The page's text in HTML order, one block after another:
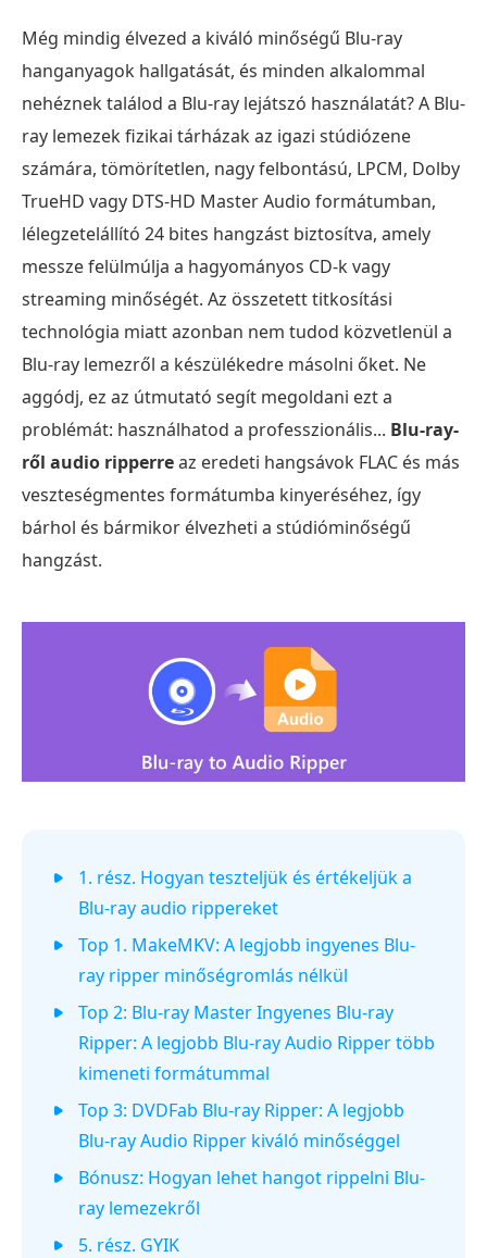
Még mindig élvezed a kiváló minőségű Blu-ray
hanganyagok hallgatását, és minden alkalommal
nehéznek találod a Blu-ray lejátszó használatát? A Blu-
ray lemezek fizikai tárházak az igazi stúdiózene
számára, tömörítetlen, nagy felbontású, LPCM, Dolby
TrueHD vagy DTS-HD Master Audio formátumban,
lélegzetelállító 24 bites hangzást biztosítva, amely
messze felülmúlja a hagyományos CD-k vagy
streaming minőségét. Az összetett titkosítási
technológia miatt azonban nem tudod közvetlenül a
Blu-ray lemezről a készülékedre másolni őket. Ne
aggódj, ez az útmutató segít megoldani ezt a
problémát: használhatod a professzionális... Blu-ray-
ről audio ripperreaz eredeti hangsávok FLAC és más
veszteségmentes formátumba kinyeréséhez, így
bárhol és bármikor élvezheti a stúdióminőségű
hangzást.
1. rész. Hogyan teszteljük és értékeljük a
Blu-ray audio rippereket
Top 1. MakeMKV: A legjobb ingyenes Blu-
ray ripper minőségromlás nélkül
Top 2: Blu-ray Master Ingyenes Blu-ray
Ripper: A legjobb Blu-ray Audio Ripper több
kimeneti formátummal
Top 3: DVDFab Blu-ray Ripper: A legjobb
Blu-ray Audio Ripper kiváló minőséggel
Bónusz: Hogyan lehet hangot rippelni Blu-
ray lemezekről
5. rész. GYIK